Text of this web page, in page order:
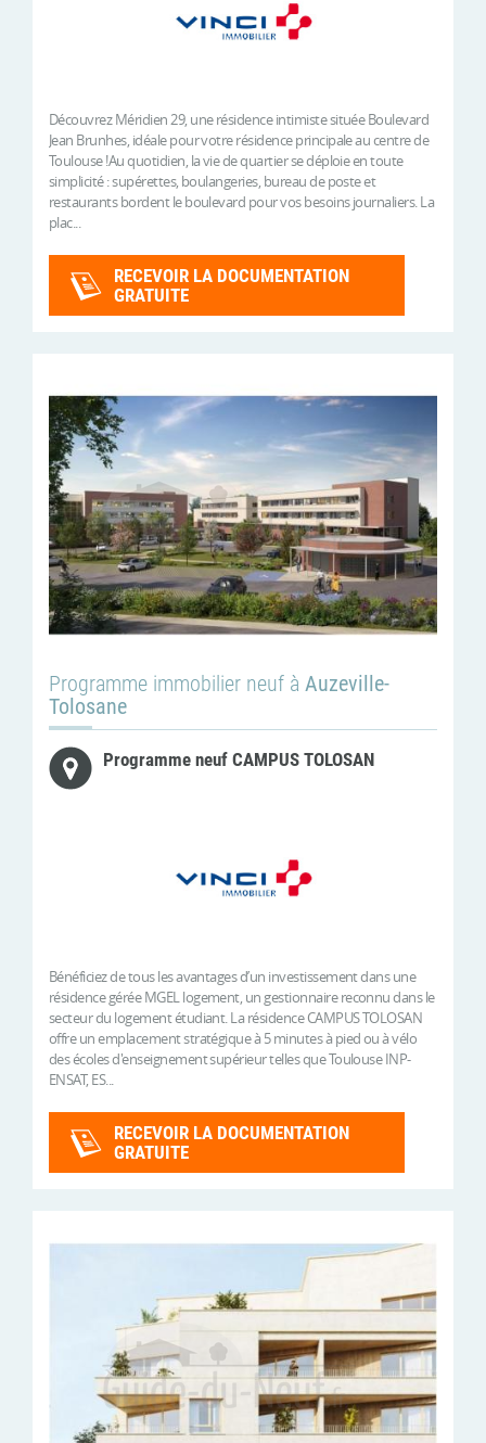
Découvrez Méridien 29, une résidence intimiste située Boulevard
Jean Brunhes, idéale pour votre résidence principale au centre de
Toulouse !Au quotidien, la vie de quartier se déploie en toute
simplicité : supérettes, boulangeries, bureau de poste et
restaurants bordent le boulevard pour vos besoins journaliers. La
plac...
RECEVOIR LA DOCUMENTATION
GRATUITE
Programme immobilier neuf à Auzeville-
Tolosane
Programme neuf CAMPUS TOLOSAN
Bénéficiez de tous les avantages d’un investissement dans une
résidence gérée MGEL logement, un gestionnaire reconnu dans le
secteur du logement étudiant. La résidence CAMPUS TOLOSAN
offre un emplacement stratégique à 5 minutes à pied ou à vélo
des écoles d'enseignement supérieur telles que Toulouse INP-
ENSAT, ES...
RECEVOIR LA DOCUMENTATION
GRATUITE